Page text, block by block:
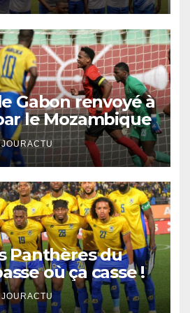
Gabon renvoyé à
le Mozambique
JOURACTU
Panthères du
où ça casse !
JOURACTU